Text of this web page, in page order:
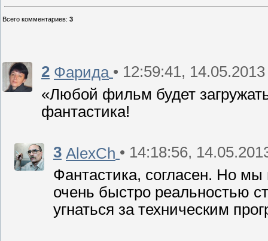
Всего комментариев: 3
2 Фарида • 12:59:41, 14.05.2013
«Любой фильм будет
фантастика!
3 AlexCh • 14:18:56,
Фантастика, согласен. Но
очень быстро реальностью
угнаться за техническим